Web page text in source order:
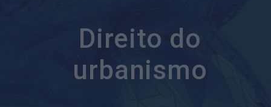
Direito do
urbanismo